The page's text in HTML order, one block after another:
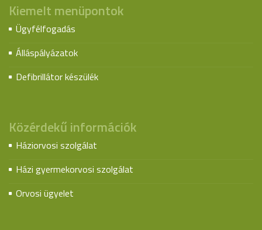
Kiemelt menüpontok
Ügyfélfogadás
Álláspályázatok
Defibrillátor készülék
Közérdekű információk
Háziorvosi szolgálat
Házi gyermekorvosi szolgálat
Orvosi ügyelet